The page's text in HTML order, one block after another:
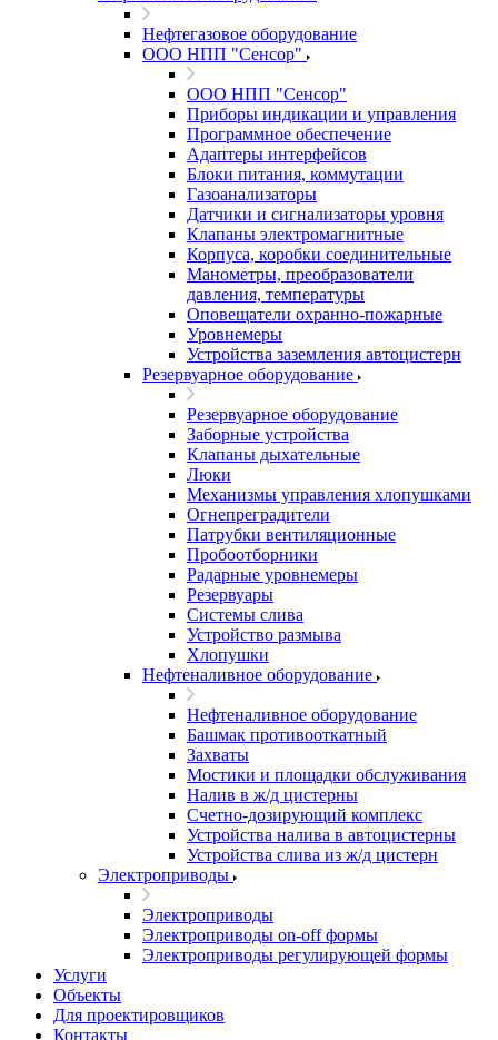
Нефтегазовое оборудование
ООО НПП "Сенсор"
ООО НПП "Сенсор"
Приборы индикации и управления
Программное обеспечение
Адаптеры интерфейсов
Блоки питания, коммутации
Газоанализаторы
Датчики и сигнализаторы уровня
Клапаны электромагнитные
Корпуса, коробки соединительные
Манометры, преобразователи
давления, температуры
Оповещатели охранно-пожарные
Уровнемеры
Устройства заземления автоцистерн
Резервуарное оборудование
Резервуарное оборудование
Заборные устройства
Клапаны дыхательные
Люки
Механизмы управления хлопушками
Огнепреградители
Патрубки вентиляционные
Пробоотборники
Радарные уровнемеры
Резервуары
Системы слива
Устройство размыва
Хлопушки
Нефтеналивное оборудование
Нефтеналивное оборудование
Башмак противооткатный
Захваты
Мостики и площадки обслуживания
Налив в ж/д цистерны
Счетно-дозирующий комплекс
Устройства налива в автоцистерны
Устройства слива из ж/д цистерн
Электроприводы
Электроприводы
Электроприводы on-off формы
Электроприводы регулирующей формы
Услуги
Объекты
Для проектировщиков
Контакты